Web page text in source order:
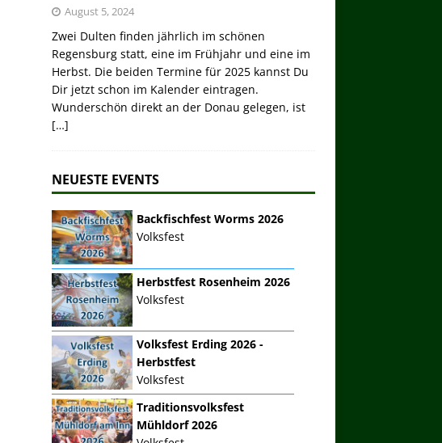
August 5, 2024
Zwei Dulten finden jährlich im schönen
Regensburg statt, eine im Frühjahr und eine im
Herbst. Die beiden Termine für 2025 kannst Du
Dir jetzt schon im Kalender eintragen.
Wunderschön direkt an der Donau gelegen, ist
[…]
NEUESTE EVENTS
Backfischfest Worms 2026
Volksfest
Herbstfest Rosenheim 2026
Volksfest
Volksfest Erding 2026 -
Herbstfest
Volksfest
Traditionsvolksfest
Mühldorf 2026